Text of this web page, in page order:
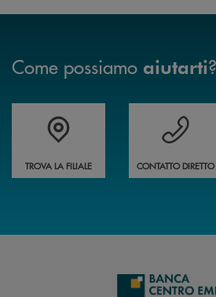
Come possiamo aiutarti?
Accedi all' elenco completo delle filiali
TROVA LA FILIALE
Vuoi avere
CONTATTO DIRETTO